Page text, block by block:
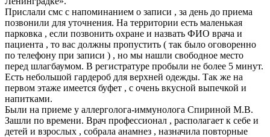
Прислали смс с напоминанием о записи , за день до приема
позвонили для уточнения. На территории есть маленькая
парковка , если позвонить охране и назвать ФИО врача и
пациента , то вас должны пропустить ( так было оговоренно
по телефону при записи ) , но мы нашли свободное место
перед шлагбаумом. В регистратуре пробыли не более 5 минут.
Есть небольшой гардероб для верхней одежды. Так же на
первом этаже имеется буфет , с очень вкусной выпечкой и
напитками.
Были на приеме у аллерголога-иммунолога Спириной М.В.
Зашли по времени. Врач профессионал , располагает к себе и
детей и взрослых , собрала анамнез , назначила повторные